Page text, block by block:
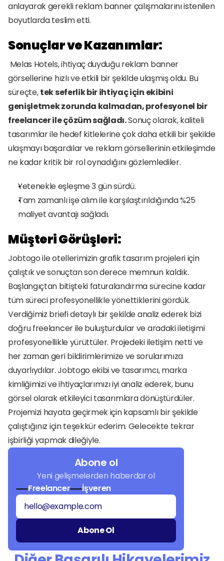
anlayarak gerekli reklam banner çalışmalarını istenilen
boyutlarda teslim etti.
Sonuçlar ve Kazanımlar:
görsellerine hızlı ve etkili bir şekilde ulaşmış oldu. Bu
süreçte, tek seferlik bir ihtiyaç için ekibini
genişletmek zorunda kalmadan, profesyonel bir
freelancer ile çözüm sağladı. Sonuç olarak, kaliteli
tasarımlar ile hedef kitlelerine çok daha etkili bir şekilde
ulaşmayı başardılar ve reklam görsellerinin etkileşimde
ne kadar kritik bir rol oynadığını gözlemlediler.
Yetenekle eşleşme 3 gün sürdü.
Tam zamanlı işe alım ile karşılaştırıldığında %25
maliyet avantajı sağladı.
Müşteri Görüşleri:
Jobtogo ile otellerimizin grafik tasarım projeleri için
çalıştık ve sonuçtan son derece memnun kaldık.
Başlangıçtan bitişteki faturalandırma sürecine kadar
tüm süreci profesyonellikle yönettiklerini gördük.
Verdiğimiz briefi detaylı bir şekilde analiz ederek bizi
doğru freelancer ile buluşturdular ve aradaki iletişimi
profesyonellikle yürüttüler. Projedeki iletişim netti ve
her zaman geri bildirimlerimize ve sorularımıza
duyarlıydılar. Jobtogo ekibi ve tasarımcı, marka
kimliğimizi ve ihtiyaçlarımızı iyi analiz ederek, bunu
görsel olarak etkileyici tasarımlara dönüştürdüler.
Projemizi hayata geçirmek için kapsamlı bir şekilde
çalıştığınız için teşekkür ederim. Gelecekte tekrar
işbirliği yapmak dileğiyle.
Abone ol
Yeni gelişmelerden haberdar ol
Freelancer
İşveren